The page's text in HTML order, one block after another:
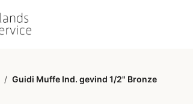
/ Guidi Muffe Ind. gevind 1/2" Bronze